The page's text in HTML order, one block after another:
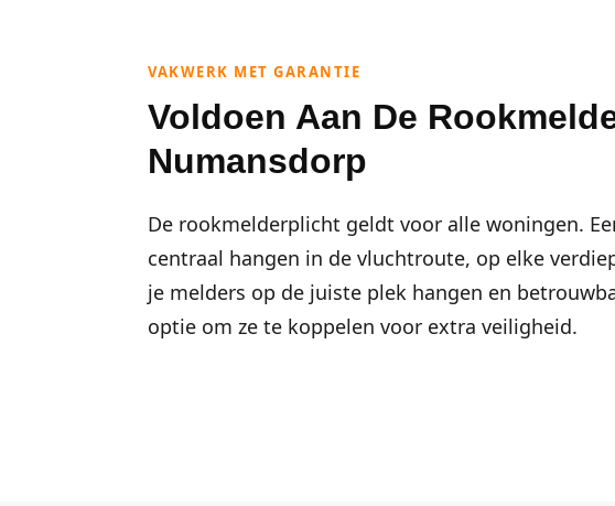
VAKWERK MET GARANTIE
Voldoen Aan De
Numansdorp
De rookmelderplicht geldt voor alle woningen.
centraal hangen in de vluchtroute, op elke
je melders op de juiste plek hangen en
optie om ze te koppelen voor extra veiligheid.